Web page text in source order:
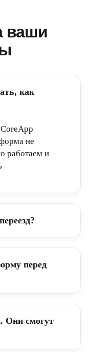
ваши
как
не
работаем и
перед
Они смогут